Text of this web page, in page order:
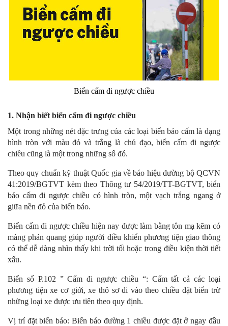
Biển cấm đi ngược chiều
1. Nhận biết biển cấm đi ngược chiều
Một trong những nét đặc trưng của các loại biển báo cấm là dạng
hình tròn với màu đỏ và trắng là chủ đạo, biến cấm đi ngược
chiều cũng là một trong những số đó.
Theo quy chuẩn kỹ thuật Quốc gia về báo hiệu đường bộ QCVN
41:2019/BGTVT kèm theo Thông tư 54/2019/TT-BGTVT, biển
báo cấm đi ngược chiều có hình tròn, một vạch trắng ngang ở
giữa nền đỏ của biển báo.
Biển cấm đi ngược chiều hiện nay được làm bằng tôn mạ kẽm có
màng phản quang giúp người điều khiển phương tiện giao thông
có thể dễ dàng nhìn thấy khi trời tối hoặc trong điều kiện thời tiết
xấu.
Biển số P.102 ” Cấm đi ngược chiều “: Cấm tất cả các loại
phương tiện xe cơ giới, xe thô sơ đi vào theo chiều đặt biển trừ
những loại xe được ưu tiên theo quy định.
Vị trí đặt biển báo: Biển báo đường 1 chiều được đặt ở ngay đầu